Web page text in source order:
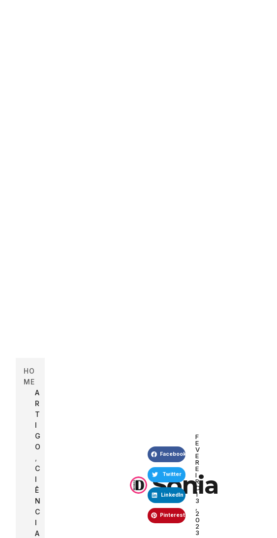
HO
ME
A
R
T
I
G
O
C
I
Ê
N
C
I
A
Sonia
Facebook
Twitter
LinkedIn
Pinterest
F
E
V
E
R
E
I
R
O
1
3
2
0
2
3